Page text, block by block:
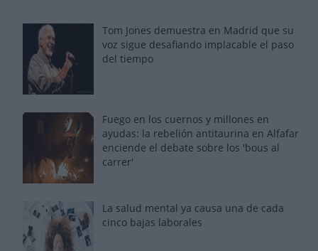
Tom Jones demuestra en Madrid que su
voz sigue desafiando implacable el paso
del tiempo
Fuego en los cuernos y millones en
ayudas: la rebelión antitaurina en Alfafar
enciende el debate sobre los 'bous al
carrer'
La salud mental ya causa una de cada
cinco bajas laborales